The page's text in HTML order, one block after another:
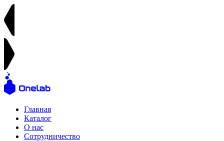
Главная
Каталог
О нас
Сотрудничество